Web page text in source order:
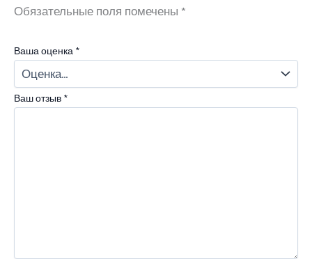
Обязательные поля помечены *
Ваша оценка *
Ваш отзыв *